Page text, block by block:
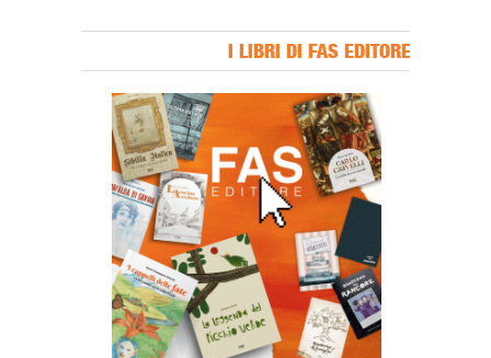
I LIBRI DI FAS EDITORE